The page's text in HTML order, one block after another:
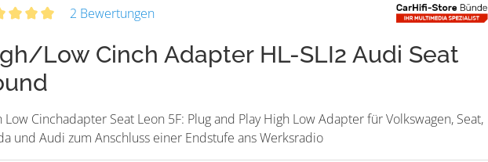
2 Bewertungen
Low Cinch Adapter HL-SLI2 Audi Seat
Low Cinchadapter Seat Leon 5F: Plug and Play High Low Adapter für Volkswagen, Seat,
und Audi zum Anschluss einer Endstufe ans Werksradio